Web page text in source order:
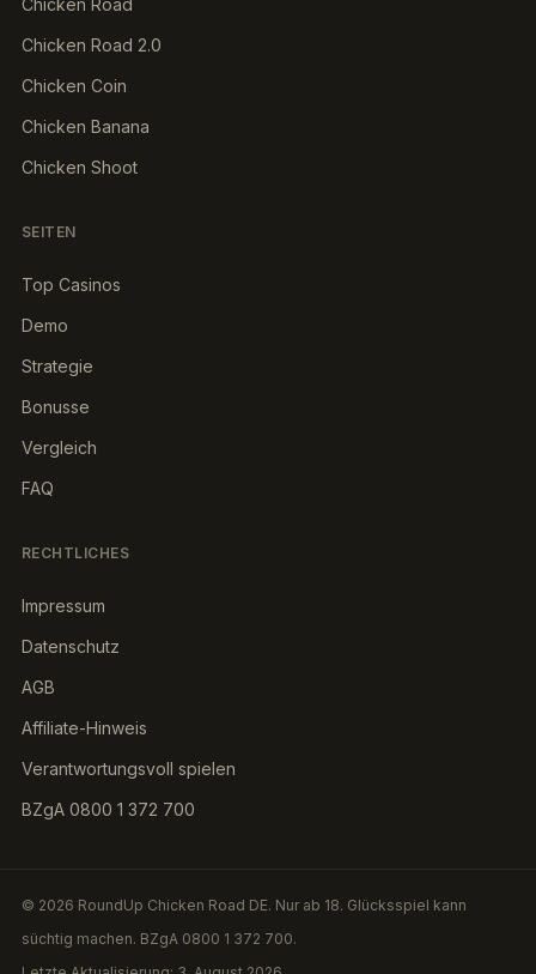
Chicken Road
Chicken Road 2.0
Chicken Coin
Chicken Banana
Chicken Shoot
SEITEN
Top Casinos
Demo
Strategie
Bonusse
Vergleich
FAQ
RECHTLICHES
Impressum
Datenschutz
AGB
Affiliate-Hinweis
Verantwortungsvoll spielen
BZgA 0800 1 372 700
© 2026 RoundUp Chicken Road DE. Nur ab 18. Glücksspiel kann
süchtig machen. BZgA 0800 1 372 700.